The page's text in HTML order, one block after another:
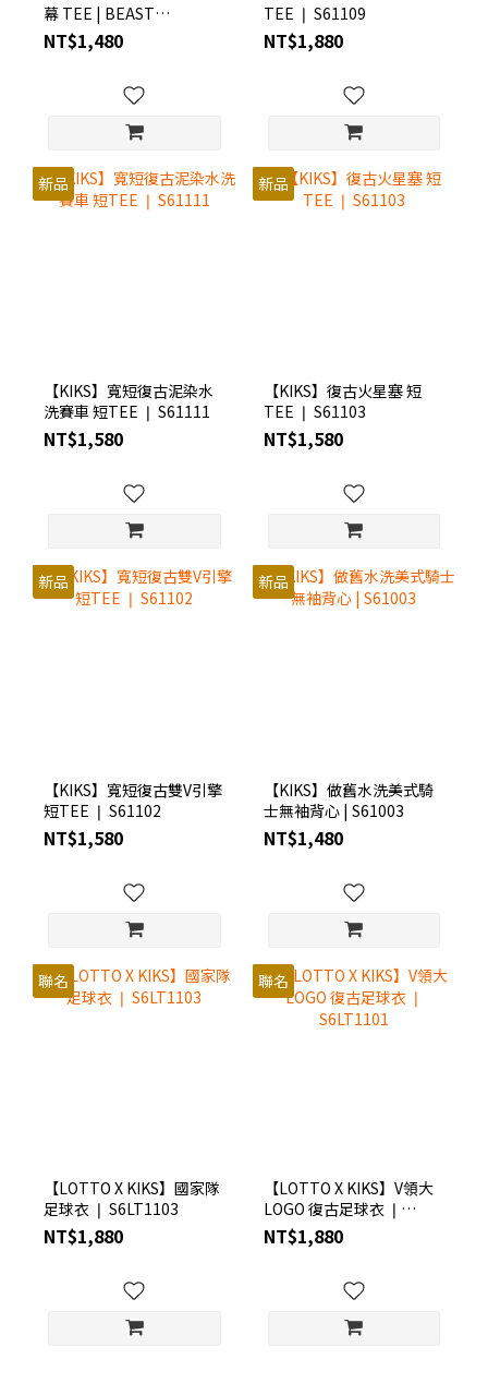
幕 TEE | BEAST
FOR12ER ❘ S6BE1103
NT$1,480
TEE ❘ S61109
NT$1,880
新品
【KIKS】寬短復古泥染水
洗賽車 短TEE ❘ S61111
NT$1,580
新品
【KIKS】復古火星塞 短
TEE ❘ S61103
NT$1,580
新品
【KIKS】寬短復古雙V引擎
短TEE ❘ S61102
NT$1,580
新品
【KIKS】做舊水洗美式騎
士無袖背心 | S61003
NT$1,480
聯名
【LOTTO X KIKS】國家隊
足球衣 ❘ S6LT1103
NT$1,880
聯名
【LOTTO X KIKS】V領大
LOGO 復古足球衣 ❘
S6LT1101
NT$1,880